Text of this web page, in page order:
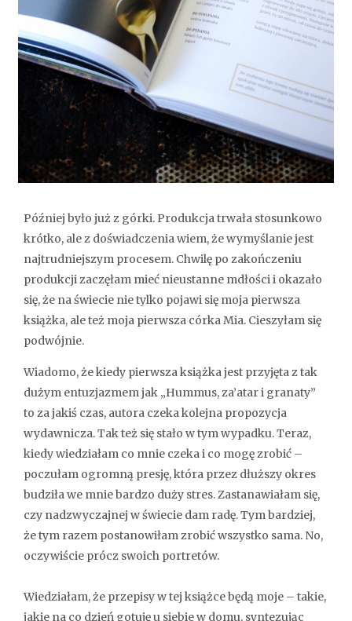
Później było już z górki. Produkcja trwała stosunkowo
krótko, ale z doświadczenia wiem, że wymyślanie jest
najtrudniejszym procesem. Chwilę po zakończeniu
produkcji zaczęłam mieć nieustanne mdłości i okazało
się, że na świecie nie tylko pojawi się moja pierwsza
książka, ale też moja pierwsza córka Mia. Cieszyłam się
podwójnie.
Wiadomo, że kiedy pierwsza książka jest przyjęta z tak
dużym entuzjazmem jak „Hummus, za’atar i granaty”
to za jakiś czas, autora czeka kolejna propozycja
wydawnicza. Tak też się stało w tym wypadku. Teraz,
kiedy wiedziałam co mnie czeka i co mogę zrobić –
poczułam ogromną presję, która przez dłuższy okres
budziła we mnie bardzo duży stres. Zastanawiałam się,
czy nadzwyczajnej w świecie dam radę. Tym bardziej,
że tym razem postanowiłam zrobić wszystko sama. No,
oczywiście prócz swoich portretów.
Wiedziałam, że przepisy w tej książce będą moje – takie,
jakie na co dzień gotuję u siebie w domu, syntezując